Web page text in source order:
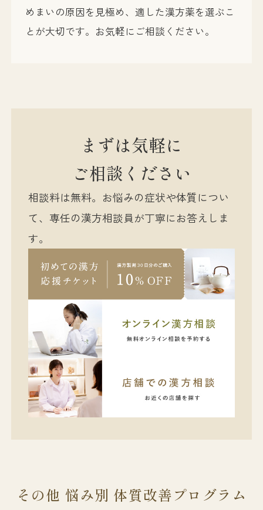
めまいの原因を見極め、適した漢方薬を選ぶこ
とが大切です。お気軽にご相談ください。
まずは気軽に
ご相談ください
相談料は無料。お悩みの症状や体質につい
て、専任の漢方相談員が丁寧にお答えしま
す。
その他 悩み別 体質改善プログラム